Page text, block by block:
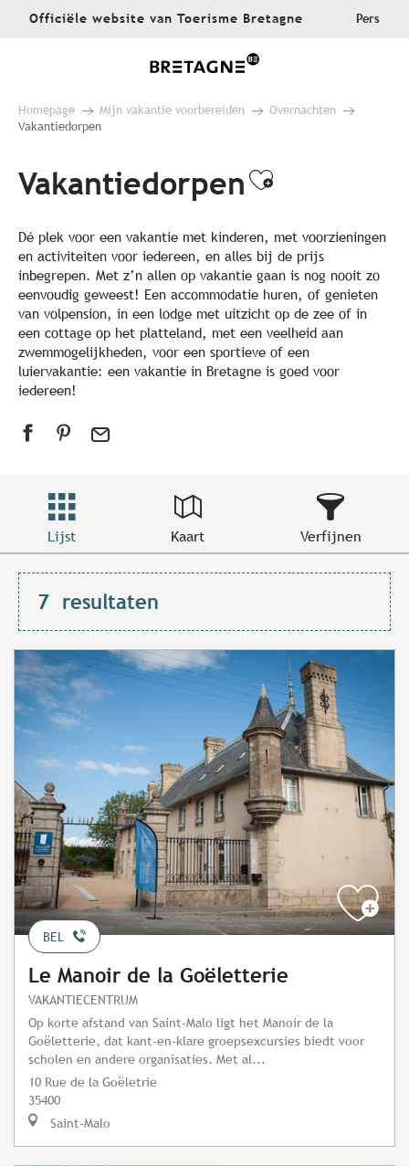
AllerOfficiële website van Toerisme Bretagne Pers
Homepage Mijn vakantie voorbereiden
Overnachten
Vakantiedorpen
VakantiedorpenAjouter
Dé plek voor een vakantie met kinderen, met voorzieningen
en activiteiten voor iedereen, en alles bij de prijs
inbegrepen. Met z’n allen op vakantie gaan is nog nooit zo
eenvoudig geweest! Een accommodatie huren, of genieten
van volpension, in een lodge met uitzicht op de zee of in
een cottage op het platteland, met een veelheid aan
zwemmogelijkheden, voor een sportieve of een
luiervakantie: een vakantie in Bretagne is goed voor
iedereen!
Lijst Kaart Verfijnen
7 resultaten
BEL
Le Manoir de la Goëletterie
VAKANTIECENTRUM
Op korte afstand van Saint-Malo ligt het Manoir de la
Goëletterie, dat kant-en-klare groepsexcursies biedt voor
scholen en andere organisaties. Met al...
10 Rue de la Goëletrie
35400
Saint-Malo